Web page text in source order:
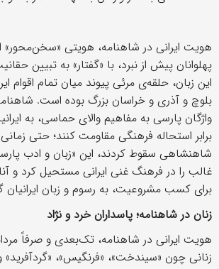
هویت ایرانی در شاهنامه، هویتی «سخن‌محور»
پهلوانان پیش از نبرد، با «گفتار» به تبیین
این زبان، حلقه‌ی مرئی پیوند میان تمام اقوام
بلوچ و آذری و خراسان بزرگ بوده است.
واژگان پارسی به مفاهیم والای حماسی، به
برابر استحاله فرهنگی مقاومت کنند؛ حتی
شاهنشاهی سقوط کردند، این «زبان و ادب
غالب را در فرهنگ غنی ایرانی مستحیل کرد و
برای کسب مشروعیت، به رسوم و زبان ایرانیان
زنان در شاهنامه؛ پاسداران خرد و نژاد
هویت ایرانی در شاهنامه، تک‌بعدی و صرفاً
زنانی چون «سیندخت»، «فرنگیس»، «گردآفرید» و